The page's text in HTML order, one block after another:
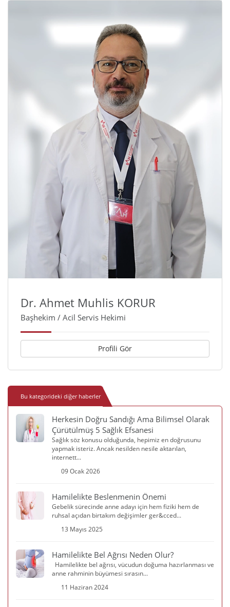
Dr. Ahmet Muhlis KORUR
Başhekim / Acil Servis Hekimi
Profili Gör
Bu kategorideki diğer haberler
Herkesin Doğru Sandığı Ama Bilimsel Olarak
Çürütülmüş 5 Sağlık Efsanesi
Sağlık söz konusu olduğunda, hepimiz en doğrusunu
yapmak isteriz. Ancak nesilden nesile aktarılan,
internett...
09 Ocak 2026
Hamilelikte Beslenmenin Önemi
Gebelik sürecinde anne adayı için hem fiziki hem de
ruhsal açıdan birtakım değişimler ger&cced...
13 Mayıs 2025
Hamilelikte Bel Ağrısı Neden Olur?
Hamilelikte bel ağrısı, vücudun doğuma hazırlanması ve
anne rahminin büyümesi sırasın...
11 Haziran 2024